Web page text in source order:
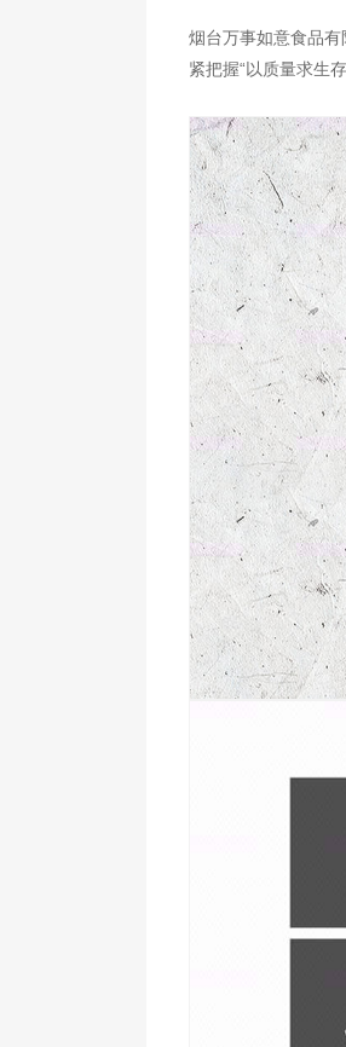
烟台万事如意食品
紧把握“以质量求生